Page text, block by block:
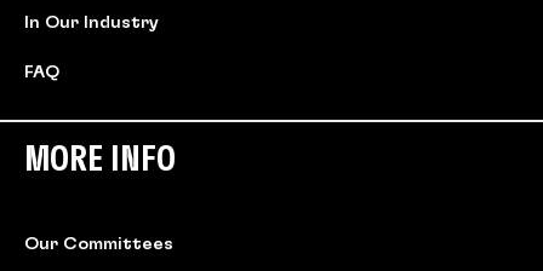
In Our Industry
FAQ
MORE INFO
Our Committees